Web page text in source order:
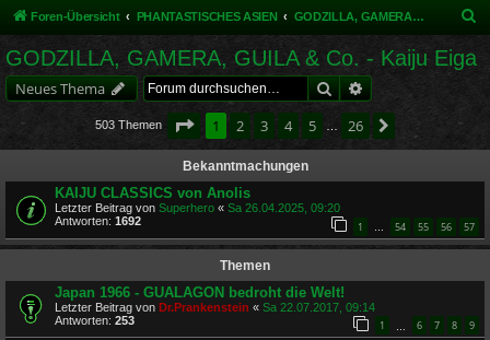
Foren-Übersicht PHANTASTISCHES ASIEN GODZILLA, GAMERA, GUILA & Co. - Kaiju Eiga
GODZILLA, GAMERA, GUILA & Co. - Kaiju Eiga
Neues Thema SucheErweiterte Suche
503 Themen Seite von
1 2 3 4 5 26
Bekanntmachungen
KAIJU CLASSICS von Anolis
Letzter Beitrag von Superhero « Sa 26.04.2025, 09:20
Antworten: 1692 1 … 54 55 56 57
Themen
Japan 1966 - GUALAGON bedroht die Welt!
Letzter Beitrag von Dr.Prankenstein « Sa 22.07.2017, 09:14
Antworten: 253 1 6 7 8 9